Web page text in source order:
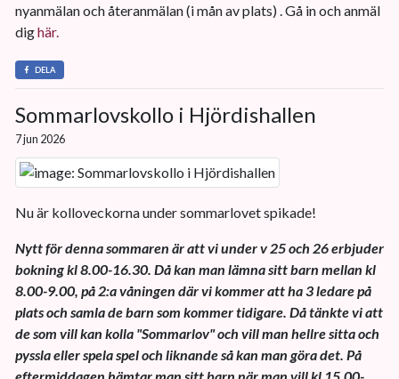
nyanmälan och återanmälan (i mån av plats) . Gå in och anmäl
dighär.
DELA
Sommarlovskollo i Hjördishallen
7 jun 2026
Nu är kolloveckorna under sommarlovet spikade!
Nytt för denna sommaren är att vi under v 25 och 26 erbjuder
bokning kl 8.00-16.30. Då kan man lämna sitt barn mellan kl
8.00-9.00, på 2:a våningen där vi kommer att ha 3 ledare på
plats och samla de barn som kommer tidigare. Då tänkte vi att
de som vill kan kolla "Sommarlov" och vill man hellre sitta och
pyssla eller spela spel och liknande så kan man göra det. På